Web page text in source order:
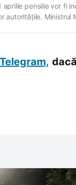
aprilie pensiile vor fi
autoritățile. Ministrul
Telegram,